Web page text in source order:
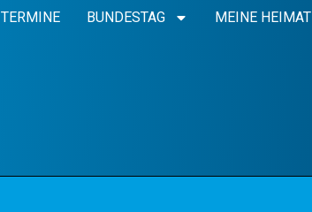
TERMINE BUNDESTAG MEINE HEIMAT